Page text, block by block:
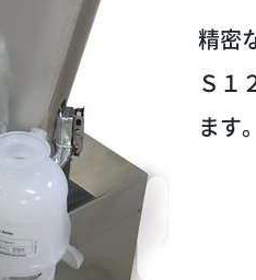
精密
Ｓ１
ます。